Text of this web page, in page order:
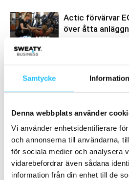
Samtycke Information
Denna webbplats använder
Vi använder enhetsidentifierare
och annonserna till användarna,
för sociala medier och analysera
vidarebefordrar även sådana
information från din enhet till de
Actic förvärvar
över åtta
Samarbete
- Annons -
MEST POPULÄRA
Eleiko lanserar